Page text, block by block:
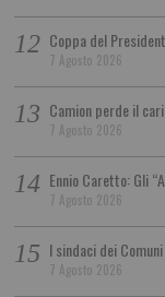
Coppa del
7 Agosto 2026
Camion perde il
7 Agosto 2026
Ennio Caretto: Gli
7 Agosto 2026
I sindaci dei
7 Agosto 2026